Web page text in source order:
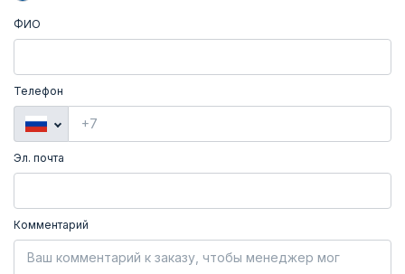
ФИО
Телефон
Эл. почта
Комментарий